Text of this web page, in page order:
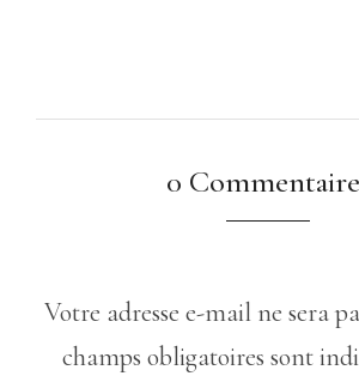
0
Votre adresse e-mail ne sera
champs obligatoires sont